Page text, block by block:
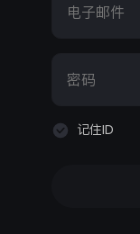
电子邮件
密码
记住ID